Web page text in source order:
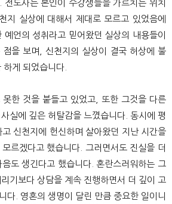
도사는 본인이 수강생들을 가르치는 위치
지 실상에 대해서 제대로 모르고 있었음에
언의 성취라고 믿어왔던 실상의 내용들이
점을 보며, 신천지의 실상이 결국 허상에 불
게 되었습니다.
한 것을 붙들고 있었고, 또한 그것을 다른
실에 깊은 허탈감을 느꼈습니다. 동시에 평
신천지에 헌신하며 살아왔던 지난 시간을
르겠다고 했습니다. 그러면서도 진실을 더
도 생긴다고 했습니다. 혼란스러워하는 그
기보다 상담을 계속 진행하면서 더 깊이 고
다. 영혼의 생명이 달린 만큼 중요한 일이니